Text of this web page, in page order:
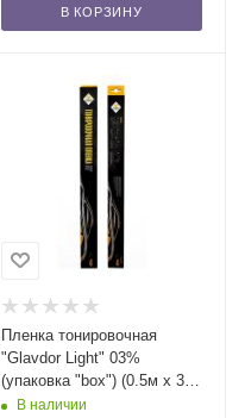
В КОРЗИНУ
Пленка тонировочная
"Glavdor Light" 03%
(упаковка "box") (0.5м х 3м)
GL-1040 /40
В наличии